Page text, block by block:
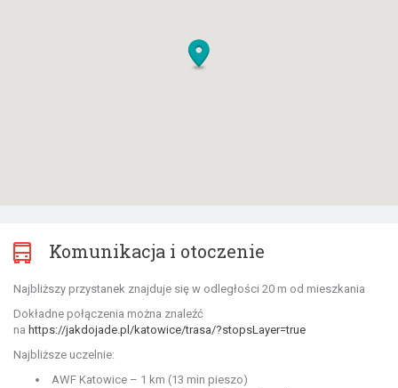
Komunikacja i otoczenie
Najbliższy przystanek znajduje się w odległości 20 m od mieszkania
Dokładne połączenia można znaleźć
na https://jakdojade.pl/katowice/trasa/?stopsLayer=true
Najbliższe uczelnie:
AWF Katowice – 1 km (13 min pieszo)